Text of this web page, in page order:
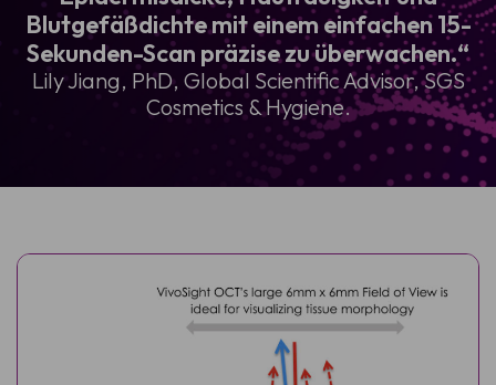
Blutgefäßdichte mit einem einfachen 15-
Sekunden-Scan präzise zu überwachen.“
Lily Jiang, PhD, Global Scientific Advisor, SGS
Cosmetics & Hygiene.